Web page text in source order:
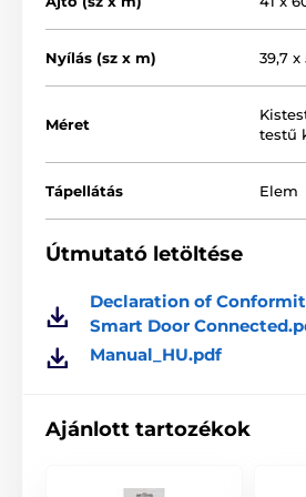
multipont zárórendszer
akkumulátor állapotjelző
Az ajtó méretei
Az ajtó teljes méretei: 600 mm x
A szereléshez szükséges
397 mm
A termék előnyei:
Nyílás (sz x m) 39,7 x
Méret
testű
Tápellátás Elem
Útmutató letöltése
Declaration of
Smart Door
Manual_HU.pdf
Ajánlott tartozékok